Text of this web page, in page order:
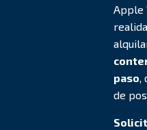
Apple
paso,
de